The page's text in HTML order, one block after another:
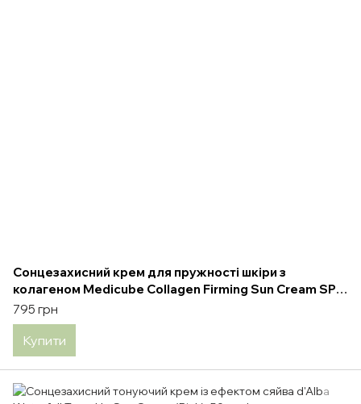
Сонцезахисний крем для пружності шкіри з
колагеном Medicube Collagen Firming Sun Cream SPF
50+ PA++++ 50 мл
795 грн
Купити